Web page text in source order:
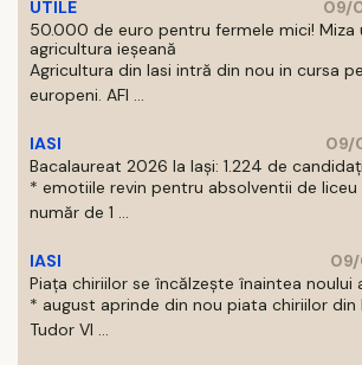
UTILE
09/
50.000 de euro pentru fermele mici! Miza
agricultura ieșeană
Agricultura din Iasi intră din nou in cursa
europeni. AFI ...
IASI
09/
Bacalaureat 2026 la Iași: 1.224 de
* emotiile revin pentru absolventii de liceu
număr de 1 ...
IASI
Piața chiriilor se încălzește înaintea noului
* august aprinde din nou piata chiriilor din
Tudor Vl ...